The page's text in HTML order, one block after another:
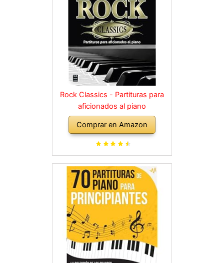
Rock Classics - Partituras para
aficionados al piano
Comprar en Amazon